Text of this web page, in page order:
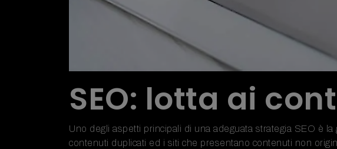
SEO: lotta ai
Uno degli aspetti principali di una adeguata strategia SEO è
contenuti duplicati ed i siti che presentano contenuti non